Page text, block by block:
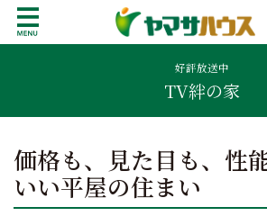
o
鹿児島で注文住宅なら
新築の注文住宅や建売
の方はこちら。鹿児島
ーワンの実績を誇る、
ヤマサハウス。展示場
好評放送中
TV絆の家
価格も、見た目も、性
いい平屋の住まい